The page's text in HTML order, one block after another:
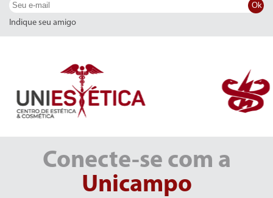
Ok
Indique seu amigo
Conecte-se com a
Unicampo